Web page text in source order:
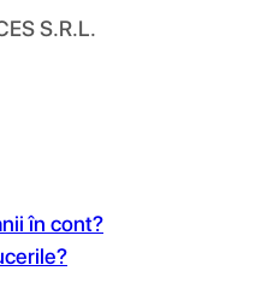
S.R.L.
în cont?